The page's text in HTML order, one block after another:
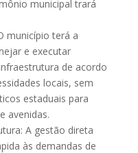
municipal trará
município terá a
e executar
de acordo
locais, sem
estaduais para
avenidas.
A gestão direta
às demandas de